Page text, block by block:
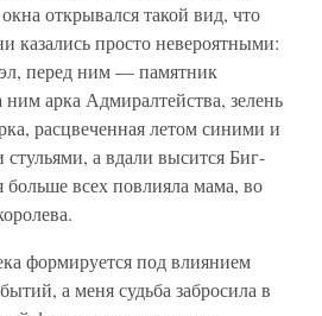
открывался такой вид, что
казались просто невероятными:
перед ним — памятник
арка Адмиралтейства, зелень
расцвеченная летом синими и
а вдали высится Биг-
больше всех повлияла мама, во
формируется под влиянием
а меня судьба забросила в